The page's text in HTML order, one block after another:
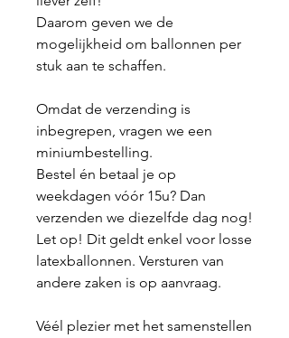
Daarom geven we de
mogelijkheid om ballonnen per
stuk aan te schaffen.
Omdat de verzending is
inbegrepen, vragen we een
miniumbestelling.
Bestel én betaal je op
weekdagen vóór 15u? Dan
verzenden we diezelfde dag nog!
Let op! Dit geldt enkel voor losse
latexballonnen. Versturen van
andere zaken is op aanvraag.
Véél plezier met het samenstellen